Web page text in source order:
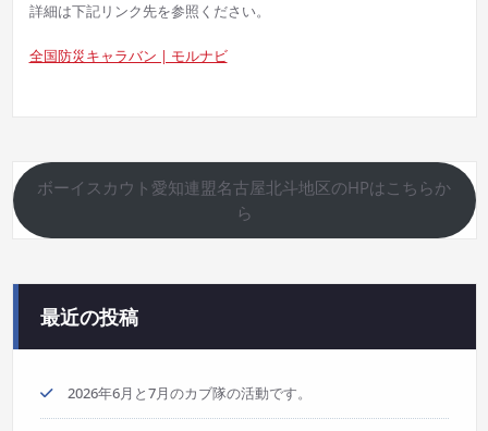
詳細は下記リンク先を参照ください。
全国防災キャラバン | モルナビ
ボーイスカウト愛知連盟名古屋北斗地区のHPはこちらか
ら
最近の投稿
2026年6月と7月のカブ隊の活動です。